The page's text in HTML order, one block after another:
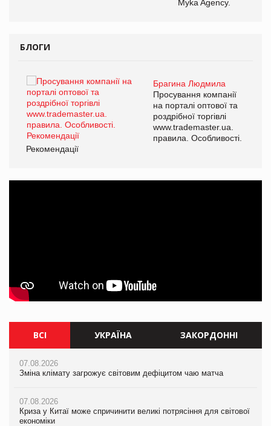
Myka Agency.
БЛОГИ
Брагина Людмила
Просування компанії
на порталі оптової та
роздрібної торгівлі
www.trademaster.ua.
правила. Особливості.
Рекомендації
ВСІ УКРАЇНА ЗАКОРДОННІ
07.08.2026
Зміна клімату загрожує світовим дефіцитом чаю матча
07.08.2026
Криза у Китаї може спричинити великі потрясіння для світової
економіки
07.08.2026
Зміна клімату загрожує світовим дефіцитом чаю матча
07.08.2026
Криза у Китаї може спричинити великі потрясіння для світової
економіки
07.08.2026
Зміна клімату загрожує світовим дефіцитом чаю матча
07.08.2026
Криза у Китаї може спричинити великі потрясіння для світової
економіки